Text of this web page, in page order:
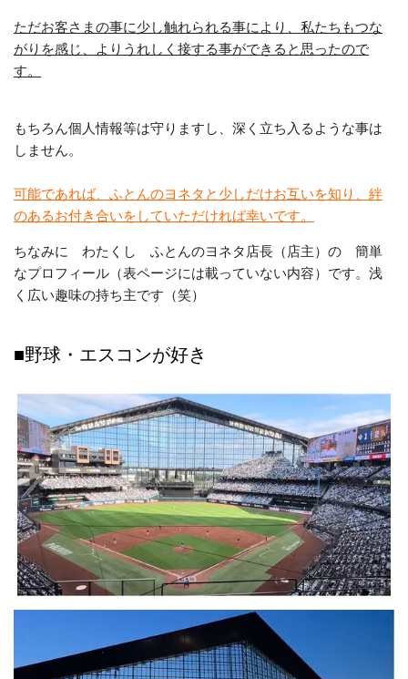
ただお客さまの事に少し触れられる事により、私たちもつな
がりを感じ、よりうれしく接する事ができると思ったので
す。
もちろん個人情報等は守りますし、深く立ち入るような事は
しません。
可能であれば、ふとんのヨネタと少しだけお互いを知り、絆
のあるお付き合いをしていただければ幸いです。
ちなみに わたくし ふとんのヨネタ店長（店主）の 簡単
なプロフィール（表ページには載っていない内容）です。浅
く広い趣味の持ち主です（笑）
■野球・エスコンが好き